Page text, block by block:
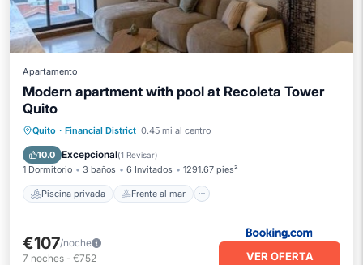
Apartamento
Modern apartment with pool at Recoleta Tower
Quito
Quito · Financial District 0.45 mi al centro
10.0 Excepcional(1 Revisar)
1 Dormitorio 3 baños 6 Invitados 1291.67 pies²
Piscina privada Frente al mar
Piscina privada
Frente al mar
Bañera de hidromasaje
€107/noche
7 noches - €752 VER OFERTA